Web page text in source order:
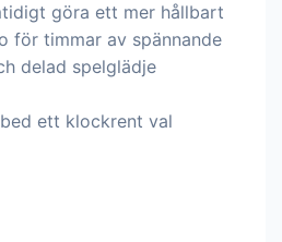
göra ett mer hållbart
för timmar av spännande
delad spelglädje
ett klockrent val